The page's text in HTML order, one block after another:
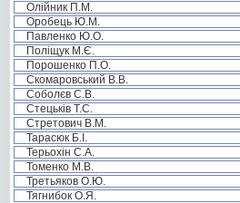
Олійник П.М.
Оробець Ю.М.
Павленко Ю.О.
Поліщук М.Є.
Порошенко П.О.
Скомаровський В.В.
Соболєв С.В.
Стецьків Т.С.
Стретович В.М.
Тарасюк Б.І.
Терьохін С.А.
Томенко М.В.
Третьяков О.Ю.
Тягнибок О.Я.